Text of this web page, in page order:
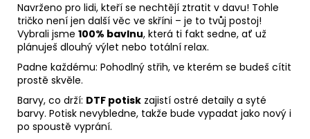
Navrženo pro lidi, kteří se nechtějí ztratit v davu! Tohle
tričko není jen další věc ve skříni – je to tvůj postoj!
Vybrali jsme 100% bavlnu, která ti fakt sedne, ať už
plánuješ dlouhý výlet nebo totální relax.
Padne každému: Pohodlný střih, ve kterém se budeš cítit
prostě skvěle.
Barvy, co drží: DTF potisk zajistí ostré detaily a syté
barvy. Potisk nevybledne, takže bude vypadat jako nový i
po spoustě vyprání.